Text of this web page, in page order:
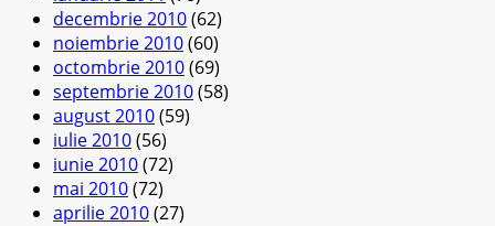
decembrie 2010(62)
noiembrie 2010(60)
octombrie 2010(69)
septembrie 2010(58)
august 2010(59)
iulie 2010(56)
iunie 2010(72)
mai 2010(72)
aprilie 2010(27)